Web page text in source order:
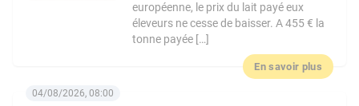
européenne, le prix du lait payé eux
éleveurs ne cesse de baisser. A 455 € la
tonne payée […]
En savoir plus
04/08/2026, 08:00